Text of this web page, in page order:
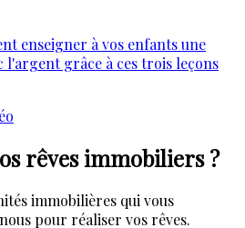
enseigner à vos enfants une
l'argent grâce à ces trois leçons
rêves immobiliers ?
immobilières qui vous
pour réaliser vos rêves.